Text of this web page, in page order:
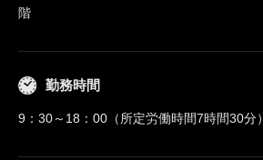
階
勤務時間
9：30～18：00（所定労働時間7時間30分）